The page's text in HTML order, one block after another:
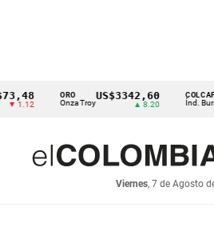
Onza Troy
US$3342,60
▲ 8.20
COLCAP
Índ. Bursátil
Viernes, 7 de Agosto